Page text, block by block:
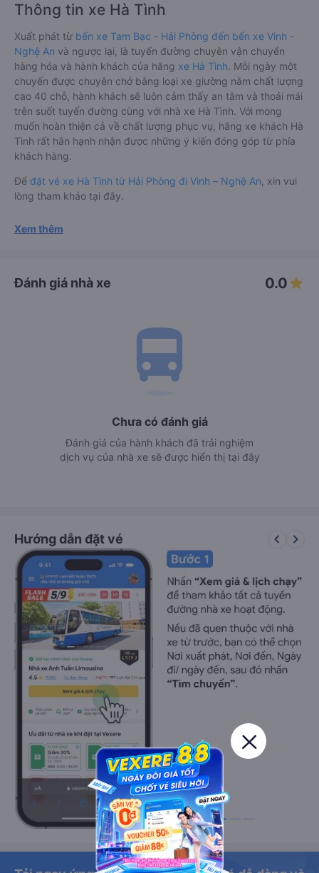
Thông tin xe Hà Tình
Xuất phát từ bến xe Tam Bạc - Hải Phòng đến bến xe Vinh -
Nghệ An và ngược lại, là tuyến đường chuyên vận chuyển
hàng hóa và hành khách của hãng xe Hà Tình. Mỗi ngày một
chuyến được chuyên chở bằng loại xe giường nằm chất lượng
cao 40 chỗ, hành khách sẽ luôn cảm thấy an tâm và thoải mái
trên suốt tuyến đường cùng với nhà xe Hà Tình. Với mong
muốn hoàn thiện cả về chất lượng phục vụ, hãng xe khách Hà
Tình rất hân hạnh nhận được những ý kiến đóng góp từ phía
khách hàng.
Để đặt vé xe Hà Tình từ Hải Phòng đi Vinh – Nghệ An , xin vui
lòng tham khảo tại đây.
Xem thêm
Đánh giá nhà xe 0.0
directions_bus
Chưa có đánh giá
Đánh giá của hành khách đã trải nghiệm
dịch vụ của nhà xe sẽ được hiển thị tại đây
Hướng dẫn đặt vé keyboard_arrow_left keyboard_arrow_right